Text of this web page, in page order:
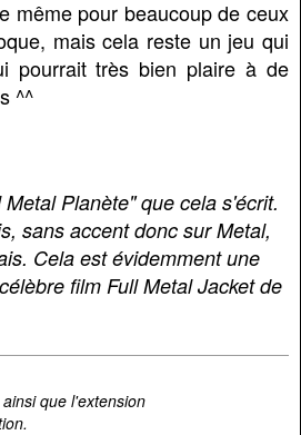
même pour beaucoup de ceux
mais cela reste un jeu qui
pourrait très bien plaire à de
^^
Planète" que cela s'écrit.
sans accent donc sur Metal,
Cela est évidemment une
film Full Metal Jacket de
que l'extension